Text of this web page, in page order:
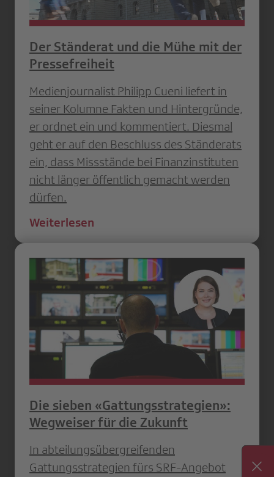
Der Ständerat und die Mühe mit der
Pressefreiheit
Medienjournalist Philipp Cueni liefert in
seiner Kolumne Fakten und Hintergründe,
er ordnet ein und kommentiert. Diesmal
geht er auf den Beschluss des Ständerats
ein, dass Missstände bei Finanzinstituten
nicht länger öffentlich gemacht werden
dürfen.
Weiterlesen
Die sieben «Gattungsstrategien»:
Wegweiser für die Zukunft
In abteilungsübergreifenden
Gattungsstrategien fürs SRF-Angebot